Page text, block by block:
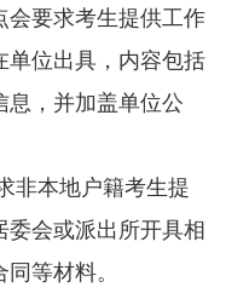
会要求考生提供工作
单位出具，内容包括
息，并加盖单位公
非本地户籍考生提
会或派出所开具相
等材料。